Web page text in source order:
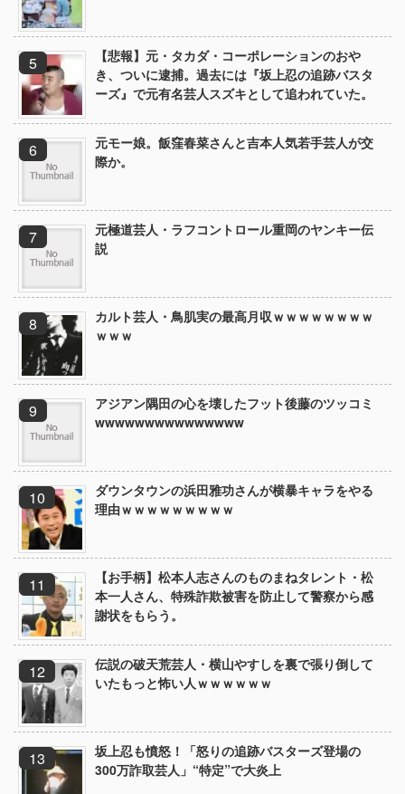
【悲報】元・タカダ・コーポレーションのおや
き、ついに逮捕。過去には『坂上忍の追跡バスタ
ーズ』で元有名芸人スズキとして追われていた。
元モー娘。飯窪春菜さんと吉本人気若手芸人が交
際か。
元極道芸人・ラフコントロール重岡のヤンキー伝
説
カルト芸人・鳥肌実の最高月収ｗｗｗｗｗｗｗｗ
ｗｗｗ
アジアン隅田の心を壊したフット後藤のツッコミ
wwwwwwwwwwwwwww
ダウンタウンの浜田雅功さんが横暴キャラをやる
理由ｗｗｗｗｗｗｗｗｗ
【お手柄】松本人志さんのものまねタレント・松
本一人さん、特殊詐欺被害を防止して警察から感
謝状をもらう。
伝説の破天荒芸人・横山やすしを裏で張り倒して
いたもっと怖い人ｗｗｗｗｗｗ
坂上忍も憤怒！「怒りの追跡バスターズ登場の
300万詐取芸人」“特定”で大炎上